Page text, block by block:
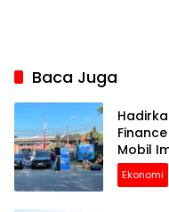
Baca Juga
Mobil
Ekonomi